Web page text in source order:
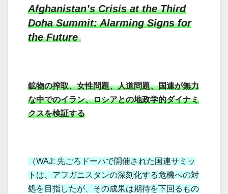
Afghanistan’s Crisis at the Third
Doha Summit: Alarming Signs for
the Future
鉱物の搾取、女性問題、人道問題、国連が無力
な中でのイラン、ロシアとの地政学的ダイナミ
クスを検証する
（WAJ: 先ごろドーハで開催された国連サミッ
トは、アフガニスタンの深刻化する危機への対
処を目指したが、その成果は期待を下回るもの